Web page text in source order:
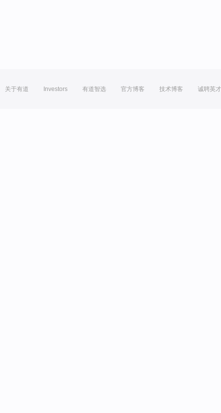
关于有道 Investors 有道智选 官方博客 技术博客 诚聘英才